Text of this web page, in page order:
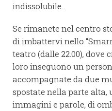
indissolubile.
Se rimanete nel centro
di imbattervi nello
teatro (dalle 22.00), dove
loro inseguono un
accompagnate da due
spostate nella parte alta,
immagini e parole, di